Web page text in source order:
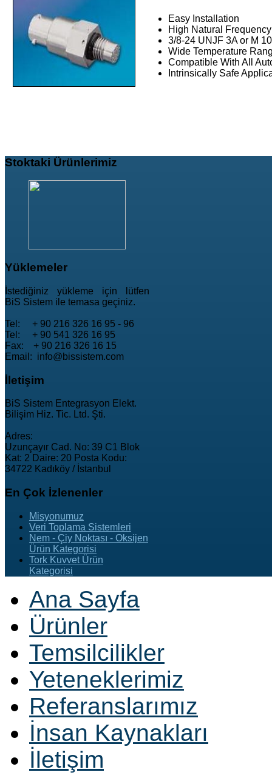
Easy Installation
High Natural Frequency
3/8-24 UNJF 3A or M
Wide Temperature
Compatible With All
Intrinsically Safe
Stoktaki Ürünlerimiz
Yüklemeler
İstediğiniz yükleme için lütfen
BiS Sistem ile temasa geçiniz.
Tel: + 90 216 326 16 95 - 96
Tel: + 90 541 326 16 95
Fax: + 90 216 326 16 15
Email: info@bissistem.com
İletişim
BiS Sistem Entegrasyon Elekt.
Bilişim Hiz. Tic. Ltd. Şti.
Adres:
Uzunçayır Cad. No: 39 C1 Blok
Kat: 2 Daire: 20 Posta Kodu:
34722 Kadıköy / İstanbul
En Çok İzlenenler
Misyonumuz
Veri Toplama Sistemleri
Nem - Çiy Noktası - Oksijen
Ürün Kategorisi
Tork Kuvvet Ürün
Kategorisi
Ana Sayfa
Ürünler
Temsilcilikler
Yeteneklerimiz
Referanslarımız
İnsan Kaynakları
İletişim